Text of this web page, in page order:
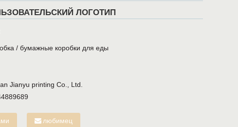
ЛОГОТИП
/бумажные коробки для еды
Jianyu printing Co., Ltd.
любимец